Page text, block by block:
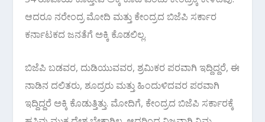
ಆದರೂ ನರೇಂದ್ರ ಮೋದಿ ಮತ್ತು ಕೇಂದ್ರದ ಬಿಜೆಪಿ ಸರ್ಕಾರ
ಕರ್ನಾಟಕದ ಜನತೆಗೆ ಅಕ್ಕಿ ಕೊಡಲಿಲ್ಲ.
ಬಿಜೆಪಿ ಬಡವರ, ದುಡಿಯುವವರ, ಶ್ರಮಿಕರ ಪರವಾಗಿ ಇದ್ದಿದ್ದರೆ, ಈ
ನಾಡಿನ ದಲಿತರು, ಶೂದ್ರರು ಮತ್ತು ಹಿಂದುಳಿದವರ ಪರವಾಗಿ
ಇದ್ದಿದ್ದರೆ ಅಕ್ಕಿ ಕೊಡುತ್ತಿತ್ತು. ಮೋದಿಗೆ, ಕೇಂದ್ರದ ಬಿಜೆಪಿ ಸರ್ಕಾರಕ್ಕೆ